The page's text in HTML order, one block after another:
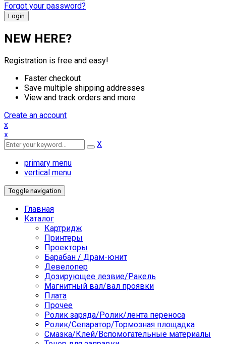
Forgot your password?
NEW HERE?
Registration is free and easy!
Faster checkout
Save multiple shipping addresses
View and track orders and more
Create an account
x
x
X
primary menu
vertical menu
Toggle navigation
Главная
Каталог
Картридж
Принтеры
Проекторы
Барабан / Драм-юнит
Девелопер
Дозирующее лезвие/Ракель
Магнитный вал/вал проявки
Плата
Прочее
Ролик заряда/Ролик/лента переноса
Ролик/Сепаратор/Тормозная площадка
Смазка/Клей/Вспомогательные материалы